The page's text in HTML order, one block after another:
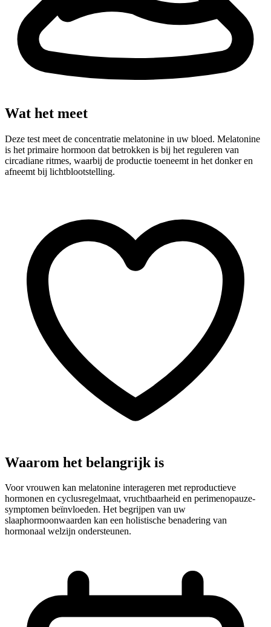
Wat het meet
Deze test meet de concentratie melatonine in uw bloed. Melatonine
is het primaire hormoon dat betrokken is bij het reguleren van
circadiane ritmes, waarbij de productie toeneemt in het donker en
afneemt bij lichtblootstelling.
Waarom het belangrijk is
Voor vrouwen kan melatonine interageren met reproductieve
hormonen en cyclusregelmaat, vruchtbaarheid en perimenopauze-
symptomen beïnvloeden. Het begrijpen van uw
slaaphormoonwaarden kan een holistische benadering van
hormonaal welzijn ondersteunen.